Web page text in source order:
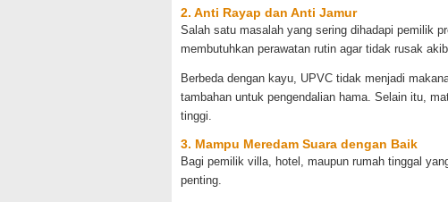
2. Anti Rayap dan Anti Jamur
Salah satu masalah yang sering dihadapi pemilik
membutuhkan perawatan rutin agar tidak rusak
Berbeda dengan kayu, UPVC tidak menjadi
tambahan untuk pengendalian hama. Selain itu,
tinggi.
3. Mampu Meredam Suara dengan Baik
Bagi pemilik villa, hotel, maupun rumah tinggal
penting.